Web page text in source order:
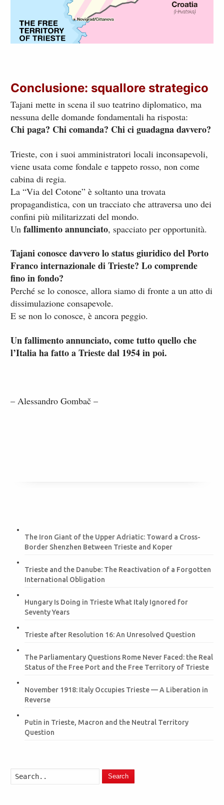
Conclusione: squallore strategico
Tajani mette in scena il suo teatrino diplomatico, ma
nessuna delle domande fondamentali ha risposta:
Chi paga? Chi comanda? Chi ci guadagna davvero?
Trieste, con i suoi amministratori locali inconsapevoli,
viene usata come fondale e tappeto rosso, non come
cabina di regia.
La “Via del Cotone” è soltanto una trovata
propagandistica, con un tracciato che attraversa uno dei
confini più militarizzati del mondo.
Unfallimento annunciato, spacciato per opportunità.
Tajani conosce davvero lo status giuridico del Porto
Franco internazionale di Trieste? Lo comprende
fino in fondo?
Perché se lo conosce, allora siamo di fronte a un atto di
dissimulazione consapevole.
E se non lo conosce, è ancora peggio.
Un fallimento annunciato, come tutto quello che
l’Italia ha fatto a Trieste dal 1954 in poi.
– Alessandro Gombač –
The Iron Giant of the Upper Adriatic: Toward a Cross-
Border Shenzhen Between Trieste and Koper
Trieste and the Danube: The Reactivation of a Forgotten
International Obligation
Hungary Is Doing in Trieste What Italy Ignored for
Seventy Years
Trieste after Resolution 16: An Unresolved Question
The Parliamentary Questions Rome Never Faced: the Real
Status of the Free Port and the Free Territory of Trieste
November 1918: Italy Occupies Trieste — A Liberation in
Reverse
Putin in Trieste, Macron and the Neutral Territory
Question
Search